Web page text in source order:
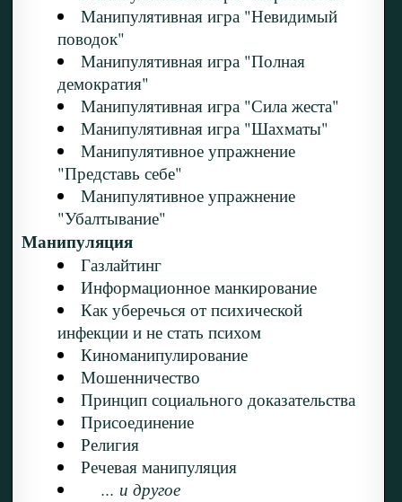
Манипулятивная игра "Невидимый
поводок"
Манипулятивная игра "Полная
демократия"
Манипулятивная игра "Сила жеста"
Манипулятивная игра "Шахматы"
Манипулятивное упражнение
"Представь себе"
Манипулятивное упражнение
"Убалтывание"
Манипуляция
Газлайтинг
Информационное манкирование
Как уберечься от психической
инфекции и не стать психом
Киноманипулирование
Мошенничество
Принцип социального доказательства
Присоединение
Религия
Речевая манипуляция
... и другое